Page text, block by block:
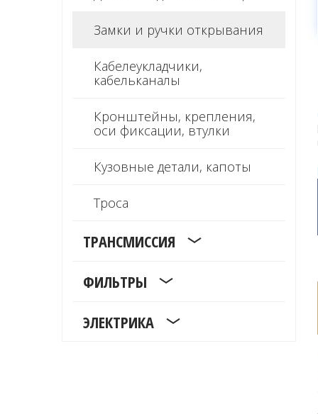
Замки и ручки открывания
Кабелеукладчики,
кабельканалы
Кронштейны, крепления,
оси фиксации, втулки
Кузовные детали, капоты
Троса
ТРАНСМИССИЯ
ФИЛЬТРЫ
ЭЛЕКТРИКА